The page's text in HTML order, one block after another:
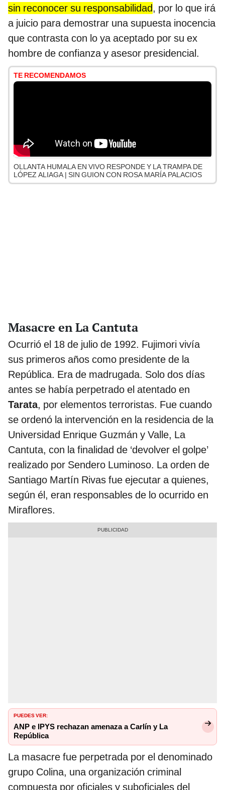
sin reconocer su responsabilidad, por lo que irá
a juicio para demostrar una supuesta inocencia
que contrasta con lo ya aceptado por su ex
hombre de confianza y asesor presidencial.
TE RECOMENDAMOS
OLLANTA HUMALA EN VIVO RESPONDE Y LA TRAMPA DE
LÓPEZ ALIAGA | SIN GUION CON ROSA MARÍA PALACIOS
Masacre en La Cantuta
Ocurrió el 18 de julio de 1992. Fujimori vivía
sus primeros años como presidente de la
República. Era de madrugada. Solo dos días
antes se había perpetrado el atentado en
Tarata, por elementos terroristas. Fue cuando
se ordenó la intervención en la residencia de la
Universidad Enrique Guzmán y Valle, La
Cantuta, con la finalidad de ‘devolver el golpe’
realizado por Sendero Luminoso. La orden de
Santiago Martín Rivas fue ejecutar a quienes,
según él, eran responsables de lo ocurrido en
Miraflores.
PUEDES VER:
ANP e IPYS rechazan amenaza a Carlín y La
República
La masacre fue perpetrada por el denominado
grupo Colina, una organización criminal
compuesta por oficiales y suboficiales del